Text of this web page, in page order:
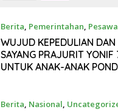
Berita, Pemerintahan,
2026
WUJUD KEPEDULIAN DAN
SAYANG PRAJURIT YONIF 7 MARINIR
UNTUK ANAK-ANAK
Berita, Nasional,